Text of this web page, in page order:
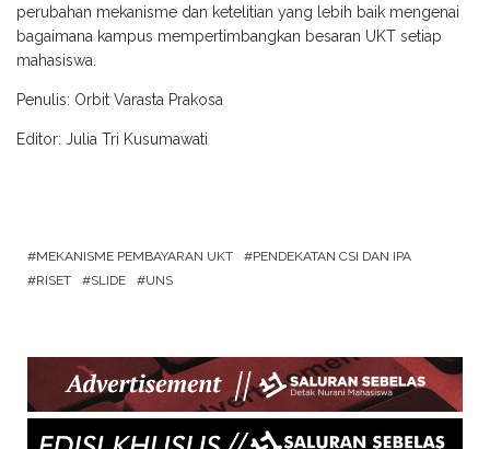
perubahan mekanisme dan ketelitian yang lebih baik mengenai
bagaimana kampus mempertimbangkan besaran UKT setiap
mahasiswa.
Penulis: Orbit Varasta Prakosa
Editor: Julia Tri Kusumawati
MEKANISME PEMBAYARAN UKT
PENDEKATAN CSI DAN IPA
RISET
SLIDE UNS